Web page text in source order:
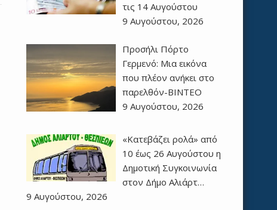
τις 14 Αυγούστου
9 Αυγούστου, 2026
Προσήλι Πόρτο
Γερμενό: Μια εικόνα
που πλέον ανήκει στο
παρελθόν-ΒΙΝΤΕΟ
9 Αυγούστου, 2026
«Κατεβάζει ρολά» από
10 έως 26 Αυγούστου η
Δημοτική Συγκοινωνία
στον Δήμο Αλιάρτ…
9 Αυγούστου, 2026